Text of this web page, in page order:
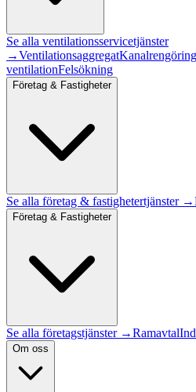
Se alla ventilationsservicetjänster
→VentilationsaggregatKanalrengöring
ventilationFelsökning
Företag & Fastigheter
Se alla företag & fastighetertjänster →
Företag & Fastigheter
Se alla företagstjänster →Ramavtal
Om oss